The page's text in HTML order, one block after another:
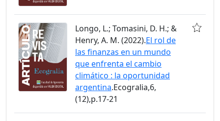
Longo, L.; Tomasini, D. H.; &
Henry, A. M. (2022).El rol de
las finanzas en un mundo
que enfrenta el cambio
climático : la oportunidad
argentina.Ecogralia,6,
(12),p.17-21